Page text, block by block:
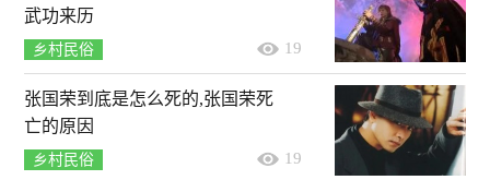
武功来历
乡村民俗 19
张国荣到底是怎么死的,张国荣死
亡的原因
乡村民俗 19